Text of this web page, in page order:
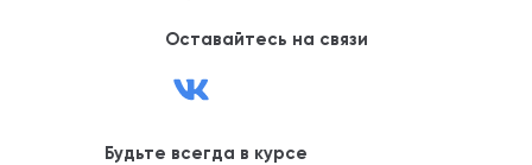
Оставайтесь на связи
Будьте всегда в курсе